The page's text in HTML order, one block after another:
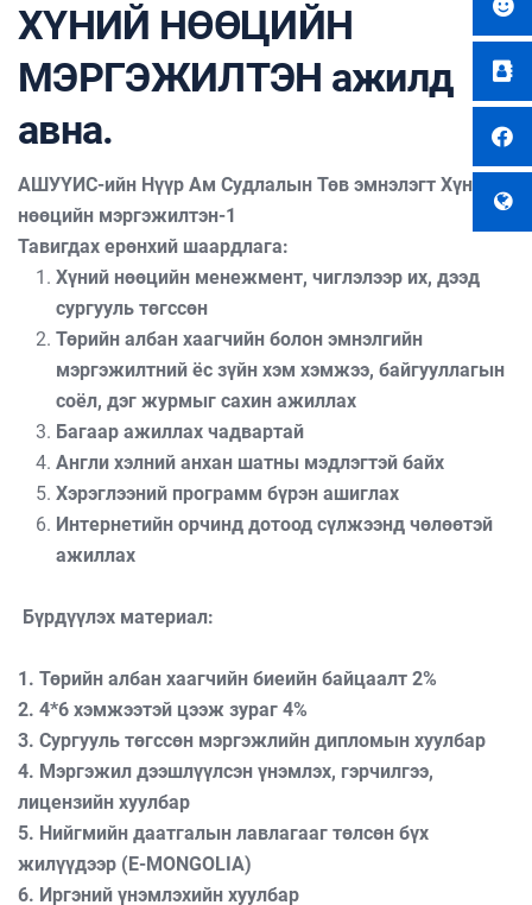
ХҮНИЙ НӨӨЦИЙН
МЭРГЭЖИЛТЭН ажилд
авна.
АШУҮИС-ийн Нүүр Ам Судлалын Төв эмнэлэгт Хүний
нөөцийн мэргэжилтэн-1
Тавигдах ерөнхий шаардлага:
Хүний нөөцийн менежмент, чиглэлээр их, дээд
сургууль төгссөн
Төрийн албан хаагчийн болон эмнэлгийн
мэргэжилтний ёс зүйн хэм хэмжээ, байгууллагын
соёл, дэг журмыг сахин ажиллах
Багаар ажиллах чадвартай
Англи хэлний анхан шатны мэдлэгтэй байх
Хэрэглээний программ бүрэн ашиглах
Интернетийн орчинд дотоод сүлжээнд чөлөөтэй
ажиллах
Бүрдүүлэх материал:
1. Төрийн албан хаагчийн биеийн байцаалт 2%
2. 4*6 хэмжээтэй цээж зураг 4%
3. Сургууль төгссөн мэргэжлийн дипломын хуулбар
4. Мэргэжил дээшлүүлсэн үнэмлэх, гэрчилгээ,
лицензийн хуулбар
5. Нийгмийн даатгалын лавлагааг төлсөн бүх
жилүүдээр (E-MONGOLIA)
6. Иргэний үнэмлэхийн хуулбар